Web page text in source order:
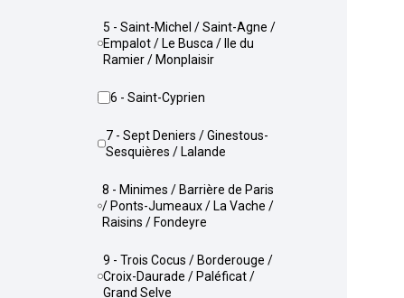
5 - Saint-Michel / Saint-Agne /
Empalot / Le Busca / Ile du
Ramier / Monplaisir
6 - Saint-Cyprien
7 - Sept Deniers / Ginestous-
Sesquières / Lalande
8 - Minimes / Barrière de Paris
/ Ponts-Jumeaux / La Vache /
Raisins / Fondeyre
9 - Trois Cocus / Borderouge /
Croix-Daurade / Paléficat /
Grand Selve